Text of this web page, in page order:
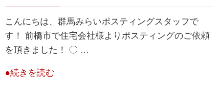
こんにちは、群馬みらいポスティングスタッフで
す！ 前橋市で住宅会社様よりポスティングのご依頼
を頂きました！ 〇 …
●続きを読む